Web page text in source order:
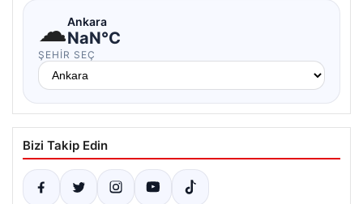
☁Ankara
NaN°C
ŞEHIR SEÇ
Bizi Takip Edin